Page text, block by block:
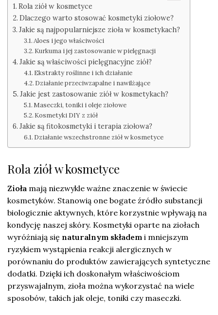
Rola ziół w kosmetyce
Dlaczego warto stosować kosmetyki ziołowe?
Jakie są najpopularniejsze zioła w kosmetykach?
Aloes i jego właściwości
Kurkuma i jej zastosowanie w pielęgnacji
Jakie są właściwości pielęgnacyjne ziół?
Ekstrakty roślinne i ich działanie
Działanie przeciwzapalne i nawilżające
Jakie jest zastosowanie ziół w kosmetykach?
Maseczki, toniki i oleje ziołowe
Kosmetyki DIY z ziół
Jakie są fitokosmetyki i terapia ziołowa?
Działanie wszechstronne ziół w kosmetyce
Rola ziół w kosmetyce
Zioła mają niezwykle ważne znaczenie w świecie
kosmetyków. Stanowią one bogate źródło substancji
biologicznie aktywnych, które korzystnie wpływają na
kondycję naszej skóry. Kosmetyki oparte na ziołach
wyróżniają się naturalnym składem i mniejszym
ryzykiem wystąpienia reakcji alergicznych w
porównaniu do produktów zawierających syntetyczne
dodatki. Dzięki ich doskonałym właściwościom
przyswajalnym, zioła można wykorzystać na wiele
sposobów, takich jak oleje, toniki czy maseczki.